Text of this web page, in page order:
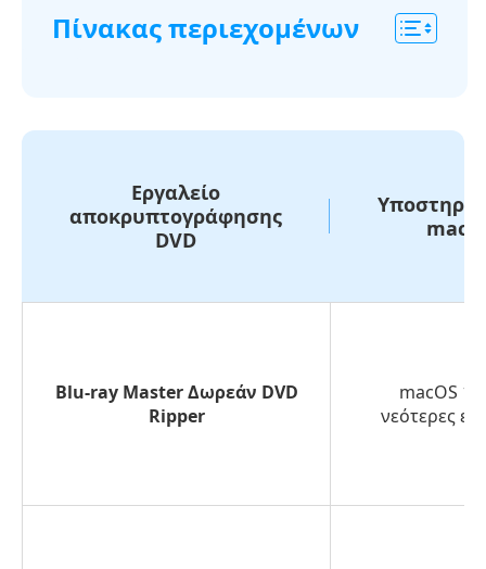
Πίνακας περιεχομένων
πριν
αντιγραφή
σε
Εργαλείο
αποκρυπτογράφησης
DVD
Blu-ray Master Δωρεάν DVD
Ripper
macOS
νεότερες